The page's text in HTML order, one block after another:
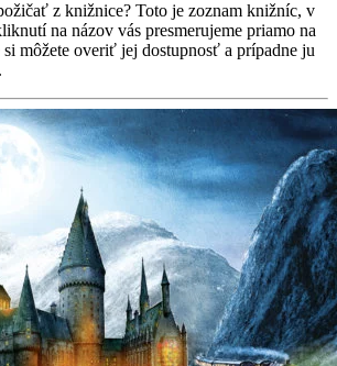
z knižnice? Toto je zoznam knižníc, v
na názov vás presmerujeme priamo na
môžete overiť jej dostupnosť a prípadne ju